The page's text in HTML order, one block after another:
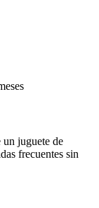
un juguete de
frecuentes sin